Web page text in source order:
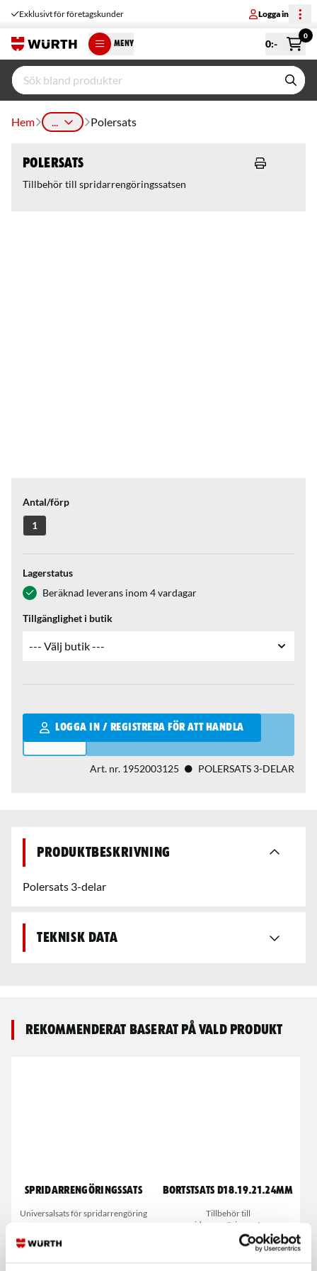
Exklusivt för företagskunder Logga in
MENY 0:-
0
Hem ... Polersats
Polersats
Tillbehör till spridarrengöringssatsen
Antal/förp
1
Lagerstatus
Beräknad leverans inom 4 vardagar
Tillgänglighet i butik
LOGGA IN / REGISTRERA FÖR ATT HANDLA
Qantity
Art. nr. 1952003125 POLERSATS 3-DELAR
Produktbeskrivning
Polersats 3-delar
Teknisk data
Rekommenderat baserat på vald produkt
Spridarrengöringssats
Universalsats för spridarrengöring
Bortstsats D18.19.21.24mm
Tillbehör till
spridarrengöringssatsen